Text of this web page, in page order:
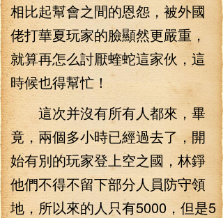
相比起幫會之間的恩怨，被外國
佬打華夏玩家的臉顯然更嚴重，
就算再怎么討厭蝰蛇這家伙，這
時候也得幫忙！
這次并沒有所有人都來，畢
竟，兩個多小時已經過去了，開
始有別的玩家登上空之國，林錚
他們不得不留下部分人員防守領
地，所以來的人只有5000，但是5